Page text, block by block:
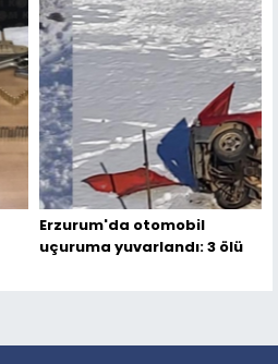
Erzurum'da otomobil
uçuruma yuvarlandı: 3 ölü